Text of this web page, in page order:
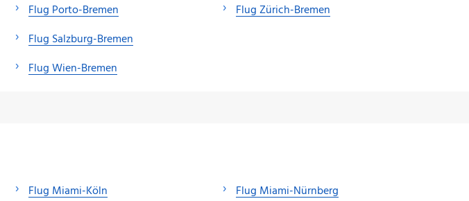
Flug Porto-Bremen
Flug Salzburg-Bremen
Flug Wien-Bremen
Flug Zürich-Bremen
Flug Miami-Köln
Flug Miami-Nürnberg